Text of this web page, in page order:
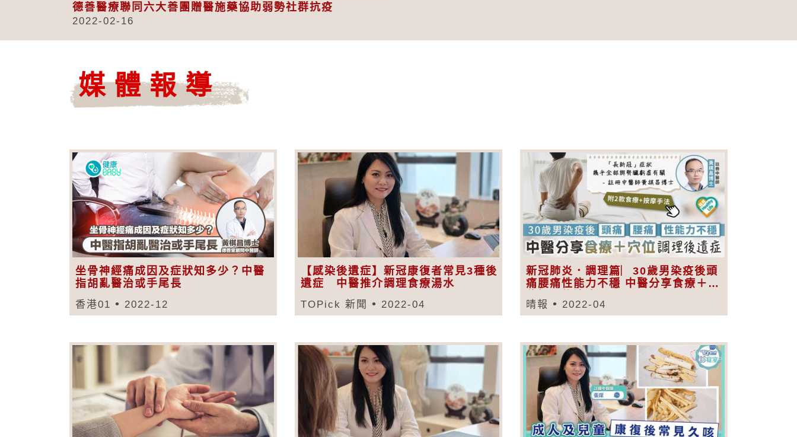
德善醫療聯同六大善團贈醫施藥協助弱勢社群抗疫
2022-02-16
媒體報導
坐骨神經痛成因及症狀知多少？中醫
指胡亂醫治或手尾長
香港01 2022-12
【感染後遺症】新冠康復者常見3種後
遺症 中醫推介調理食療湯水
TOPick 新聞 2022-04
新冠肺炎．調理篇︳30歲男染疫後頭
痛腰痛性能力不穩 中醫分享食療＋穴
晴報 2022-04